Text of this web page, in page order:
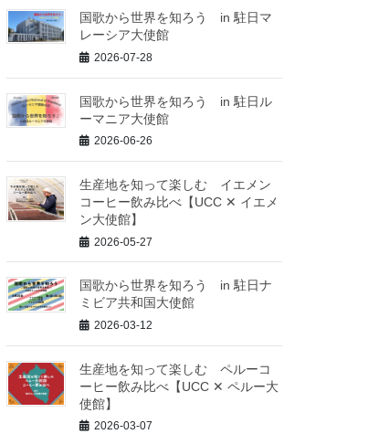
国歌から世界を知ろう in 駐日マ
レーシア大使館
2026-07-28
国歌から世界を知ろう in 駐日ル
ーマニア大使館
2026-06-26
生産地を知って楽しむ イエメン
コーヒー飲み比べ【UCC ✕ イエメ
ン大使館】
2026-05-27
国歌から世界を知ろう in 駐日ナ
ミビア共和国大使館
2026-03-12
生産地を知って楽しむ ペルーコ
ーヒー飲み比べ【UCC ✕ ペルー大
使館】
2026-03-07